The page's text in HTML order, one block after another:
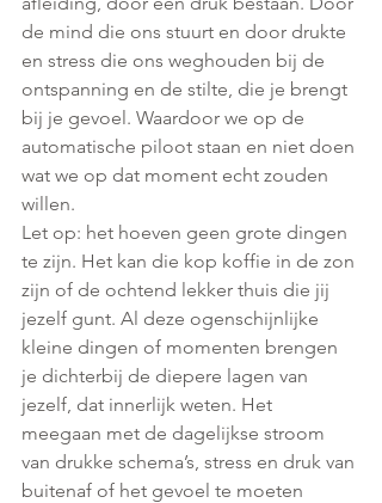
de mind die ons stuurt en door drukte
en stress die ons weghouden bij de
ontspanning en de stilte, die je brengt
bij je gevoel. Waardoor we op de
automatische piloot staan en niet doen
wat we op dat moment echt zouden
willen.
Let op: het hoeven geen grote dingen
te zijn. Het kan die kop koffie in de zon
zijn of de ochtend lekker thuis die jij
jezelf gunt. Al deze ogenschijnlijke
kleine dingen of momenten brengen
je dichterbij de diepere lagen van
jezelf, dat innerlijk weten. Het
meegaan met de dagelijkse stroom
van drukke schema’s, stress en druk van
buitenaf of het gevoel te moeten